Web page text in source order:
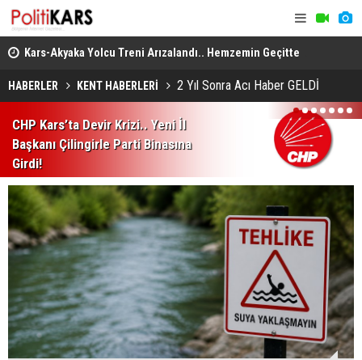
Kars-Akyaka Yolcu Treni Arızalandı.. Hemzemin Geçitte
Kalan Tren Kaldırıldı!
HABERLER KENT HABERLERİ 2 Yıl Sonra Acı Haber GELDİ
CHP Kars’ta Devir Krizi.. Yeni İl
Başkanı Çilingirle Parti Binasına
Girdi!
1 2 3 4 5 6 7